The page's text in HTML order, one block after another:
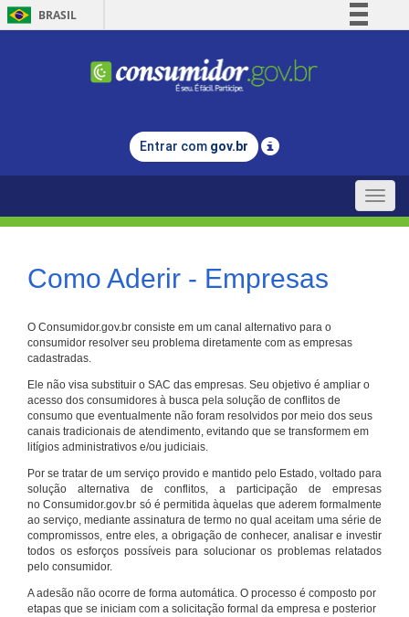
BRASIL
Comunica BR
Legislação
Entrar com gov.br
Toggle
Como Aderir - Empresas
O Consumidor.gov.br consiste em um canal alternativo para o
consumidor resolver seu problema diretamente com as empresas
cadastradas.
Ele não visa substituir o SAC das empresas. Seu objetivo é ampliar o
acesso dos consumidores à busca pela solução de conflitos de
consumo que eventualmente não foram resolvidos por meio dos seus
canais tradicionais de atendimento, evitando que se transformem em
litígios administrativos e/ou judiciais.
Por se tratar de um serviço provido e mantido pelo Estado, voltado para
solução alternativa de conflitos, a participação de empresas
no Consumidor.gov.br só é permitida àquelas que aderem formalmente
ao serviço, mediante assinatura de termo no qual aceitam uma série de
compromissos, entre eles, a obrigação de conhecer, analisar e investir
todos os esforços possíveis para solucionar os problemas relatados
pelo consumidor.
A adesão não ocorre de forma automática. O processo é composto por
etapas que se iniciam com a solicitação formal da empresa e posterior